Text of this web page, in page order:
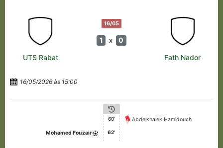
16/05
1 x 0
UTS Rabat Fath Nador
16/05/2026 às 15:00
60' Abdelkhalek Hamidouch
Mohamed Fouzair 62'